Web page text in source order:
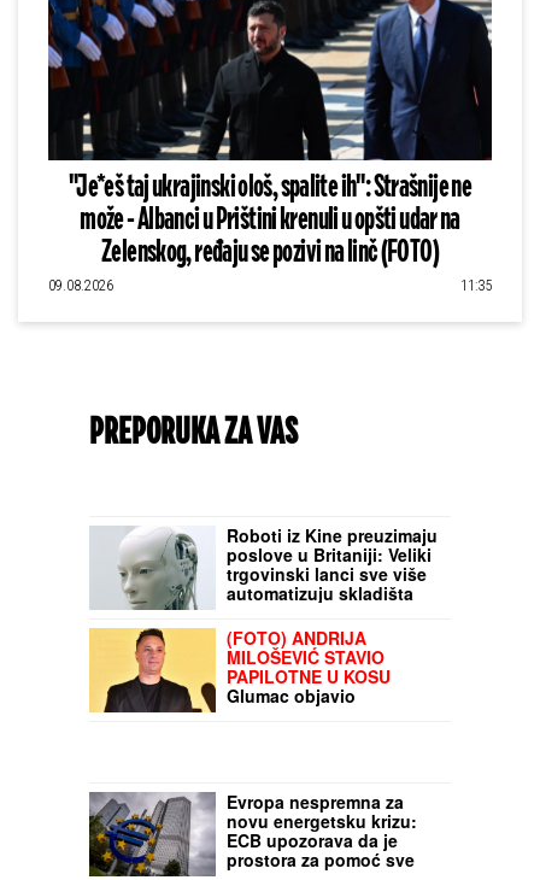
"Je*eš taj ukrajinski ološ, spalite ih": Strašnije ne
može - Albanci u Prištini krenuli u opšti udar na
Zelenskog, ređaju se pozivi na linč (FOTO)
09.08.2026 11:35
PREPORUKA ZA VAS
Roboti iz Kine preuzimaju
poslove u Britaniji: Veliki
trgovinski lanci sve više
automatizuju skladišta